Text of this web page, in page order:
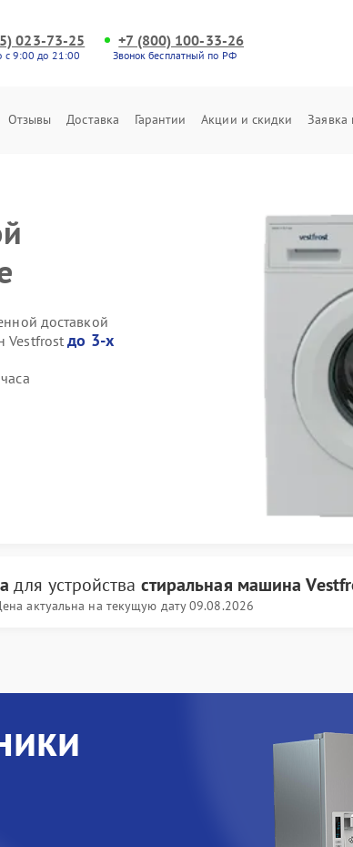
023-73-25
с 9:00 до 21:00
+7 (800) 100-33-26
Звонок бесплатный по РФ
Отзывы Доставка Гарантии Акции и скидки Заявка
доставкой
Vestfrostдо 3-х
для устройства стиральная машина
актуальна на текущую дату 09.08.2026